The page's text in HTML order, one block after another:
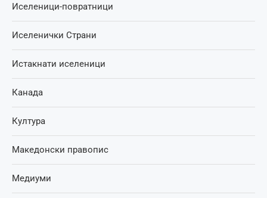
Иселеници-повратници
Иселенички Страни
Истакнати иселеници
Канада
Култура
Македонски правопис
Медиуми